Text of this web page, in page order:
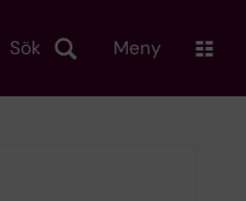
Sök Meny